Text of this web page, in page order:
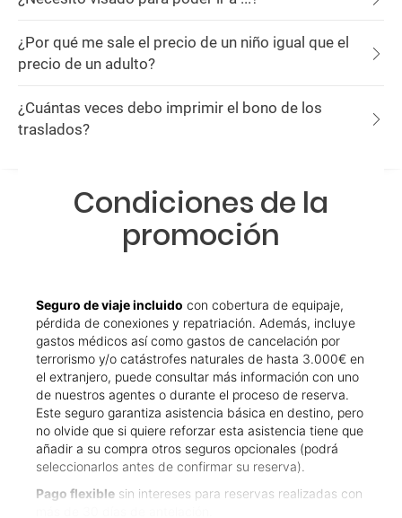
¿Por qué me sale el precio de un niño igual que el
precio de un adulto?
¿Cuántas veces debo imprimir el bono de los
traslados?
Condiciones de la
promoción
Seguro de viaje incluido con cobertura de equipaje,
pérdida de conexiones y repatriación. Además, incluye
gastos médicos así como gastos de cancelación por
terrorismo y/o catástrofes naturales de hasta 3.000€ en
el extranjero, puede consultar más información con uno
de nuestros agentes o durante el proceso de reserva.
Este seguro garantiza asistencia básica en destino, pero
no olvide que si quiere reforzar esta asistencia tiene que
añadir a su compra otros seguros opcionales (podrá
seleccionarlos antes de confirmar su reserva).
Pago flexible sin intereses para reservas realizadas con